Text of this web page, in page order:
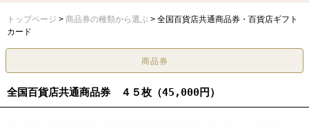
トップページ 商品券の種類から選ぶ
全国百貨店共通商品券・百貨店ギフト
カード
全国百貨店共通商品券 ４５枚（45,000円）